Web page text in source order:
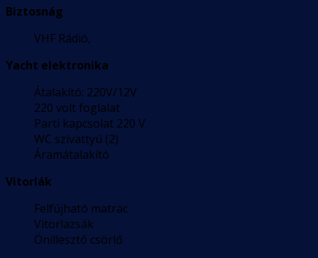
Biztosnág
VHF Rádió,
Yacht elektronika
Átalakító: 220V/12V
220 volt foglalat
Parti kapcsolat 220 V
WC szivattyú (2)
Áramátalakító
Vitorlák
Felfújható matrac
Vitorlazsák
Önillesztő csörlő